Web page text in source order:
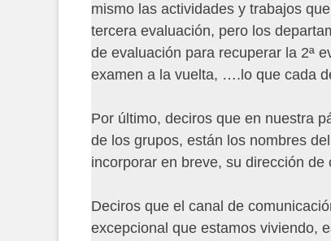
mismo las actividades y trabajos
tercera evaluación, pero los
de evaluación para recuperar la 2ª
examen a la vuelta, ….lo que cada
Por último, deciros que en nuestra
de los grupos, están los nombres
incorporar en breve, su dirección
Deciros que el canal de
excepcional que estamos viviendo,